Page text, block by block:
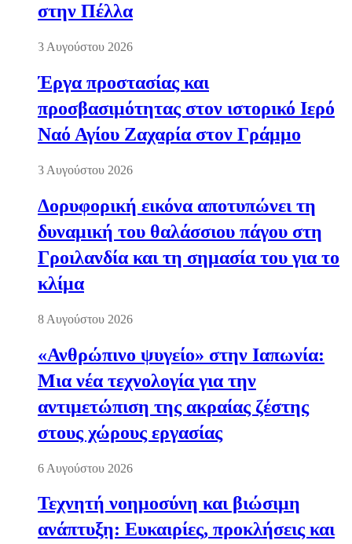
στην Πέλλα
3 Αυγούστου 2026
Έργα προστασίας και
προσβασιμότητας στον ιστορικό Ιερό
Ναό Αγίου Ζαχαρία στον Γράμμο
3 Αυγούστου 2026
Δορυφορική εικόνα αποτυπώνει τη
δυναμική του θαλάσσιου πάγου στη
Γροιλανδία και τη σημασία του για το
κλίμα
8 Αυγούστου 2026
«Ανθρώπινο ψυγείο» στην Ιαπωνία:
Μια νέα τεχνολογία για την
αντιμετώπιση της ακραίας ζέστης
στους χώρους εργασίας
6 Αυγούστου 2026
Τεχνητή νοημοσύνη και βιώσιμη
ανάπτυξη: Ευκαιρίες, προκλήσεις και